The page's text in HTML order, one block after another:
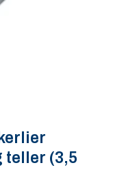
teller (3,5